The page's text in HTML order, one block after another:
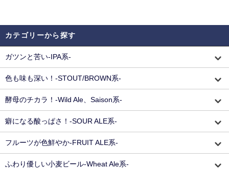
カテゴリーから探す
ガツンと苦い-IPA系-
色も味も深い！-STOUT/BROWN系-
酵母のチカラ！-Wild Ale、Saison系-
癖になる酸っぱさ！-SOUR ALE系-
フルーツが色鮮やか-FRUIT ALE系-
ふわり優しい小麦ビール-Wheat Ale系-